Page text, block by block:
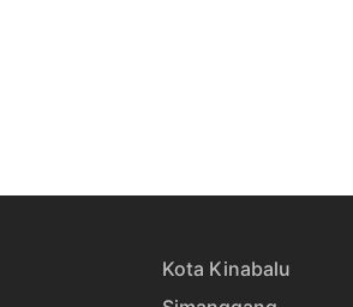
Kota Kinabalu